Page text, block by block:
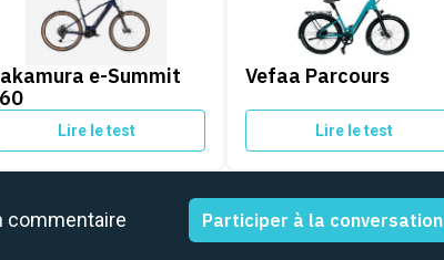
e-Summit
Lire le test
Vefaa Parcours
Lire le test
commentaire Participer à la conversation